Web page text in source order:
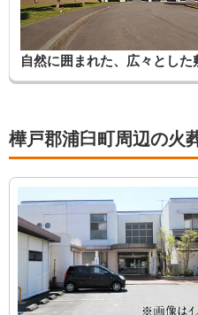
自然に囲まれた、広々とした
樺戸郡浦臼町周辺の火